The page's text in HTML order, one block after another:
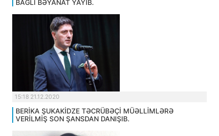
BAĞLI BƏYANAT YAYIB.
15:18 21.12.2020
BERİKA ŞUKAKİDZE TƏCRÜBƏÇİ MÜƏLLİMLƏRƏ
VERİLMİŞ SON ŞANSDAN DANIŞIB.